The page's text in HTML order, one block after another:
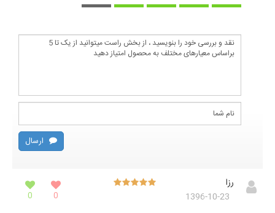
ارسال
رزا
1396-10-23
0
0